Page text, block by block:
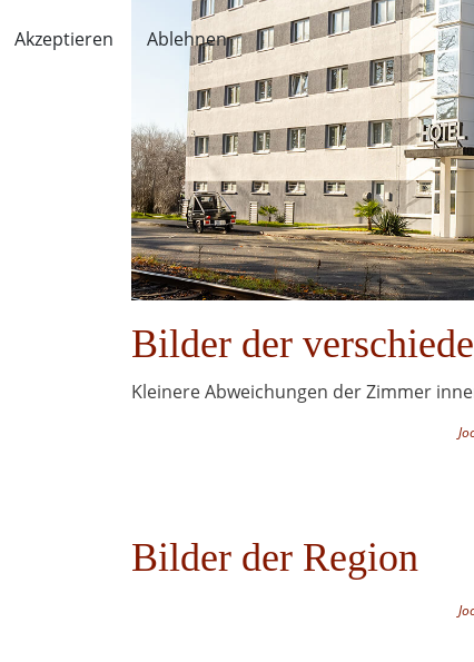
Bilder der
Kleinere Abweichungen der Zimmer
Bilder der Region
Akzeptieren
Ablehnen